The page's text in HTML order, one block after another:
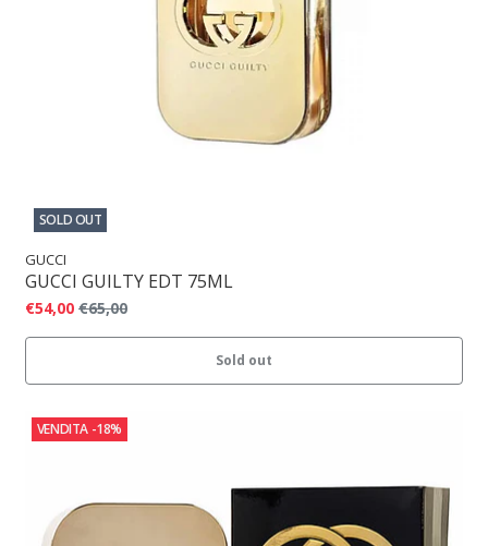
SOLD OUT
GUCCI
GUCCI GUILTY EDT 75ML
€54,00 €65,00
Sold out
VENDITA -18%